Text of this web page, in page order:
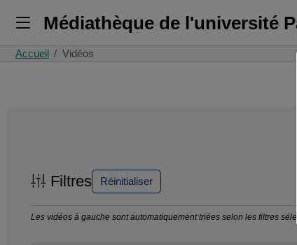
Médiathèque de l'université
Accueil Vidéos
Filtres Réinitialiser
Les vidéos à gauche sont automatiquement triées selon les filtres